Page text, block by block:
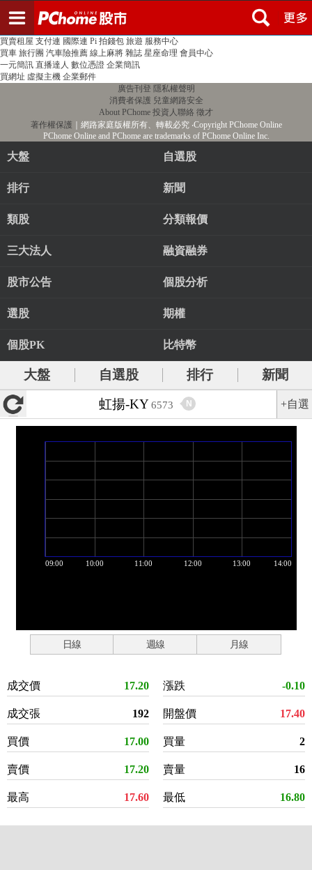
PChome首頁 線上購物 24h購物 書店
買賣租屋 支付連 國際連 Pi 拍錢包 旅遊 服務中心
買車 旅行團 汽車險推薦 線上麻將 雜誌 星座命理 會員中心
一元簡訊 直播達人 數位憑證 企業簡訊
買網址 虛擬主機 企業郵件
廣告刊登 隱私權聲明
消費者保護 兒童網路安全
About PChome 投資人聯絡 徵才
著作權保護 ｜網路家庭版權所有、轉載必究‧Copyright PChome Online
PChome Online and PChome are trademarks of PChome Online Inc.
大盤 自選股
排行 新聞
類股 分類報價
三大法人 融資融券
股市公告 個股分析
選股 期權
個股PK 比特幣
大盤 自選股 排行
新聞
虹揚-KY6573 N +自選
日線 週線 月線
成交價 17.20
成交張 192
買價 17.00
賣價 17.20
最高 17.60
漲跌 -0.10
開盤價 17.40
買量 2
賣量 16
最低 16.80